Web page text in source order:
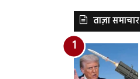
ताज़ा समाचार